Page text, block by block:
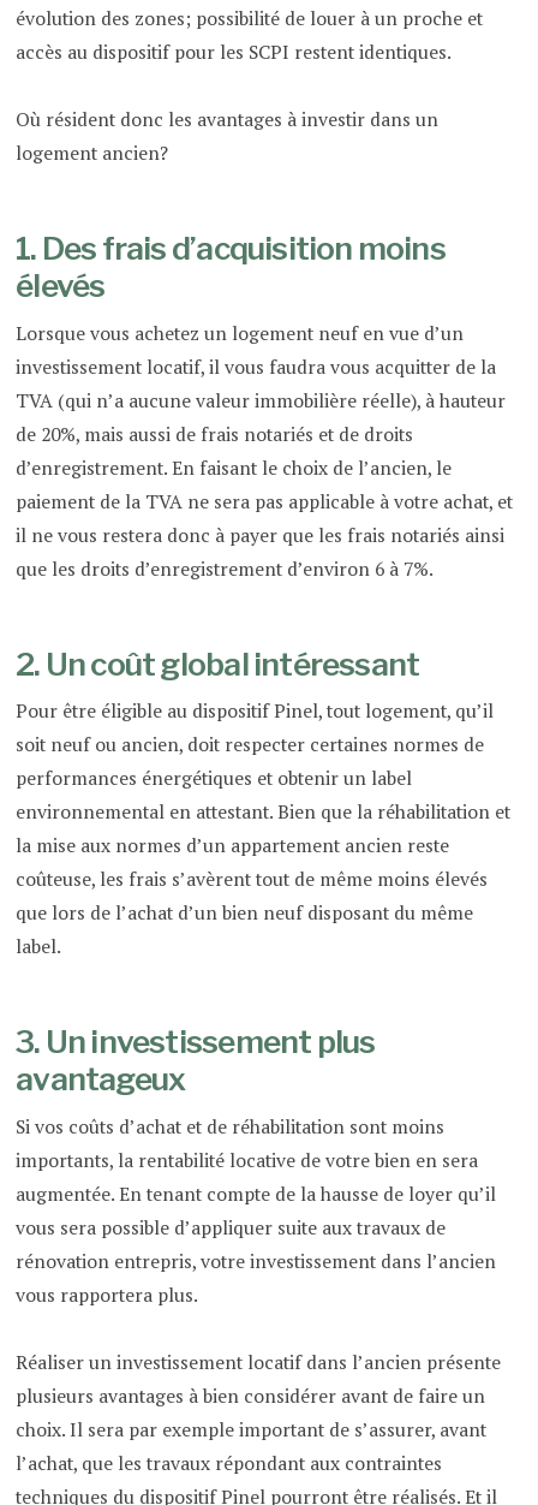
évolution des zones; possibilité de louer à un proche et
accès au dispositif pour les SCPI restent identiques.
Où résident donc les avantages à investir dans un
logement ancien?
1. Des frais d’acquisition moins
élevés
Lorsque vous achetez un logement neuf en vue d’un
investissement locatif, il vous faudra vous acquitter de la
TVA (qui n’a aucune valeur immobilière réelle), à hauteur
de 20%, mais aussi de frais notariés et de droits
d’enregistrement. En faisant le choix de l’ancien, le
paiement de la TVA ne sera pas applicable à votre achat, et
il ne vous restera donc à payer que les frais notariés ainsi
que les droits d’enregistrement d’environ 6 à 7%.
2. Un coût global intéressant
Pour être éligible au dispositif Pinel, tout logement, qu’il
soit neuf ou ancien, doit respecter certaines normes de
performances énergétiques et obtenir un label
environnemental en attestant. Bien que la réhabilitation et
la mise aux normes d’un appartement ancien reste
coûteuse, les frais s’avèrent tout de même moins élevés
que lors de l’achat d’un bien neuf disposant du même
label.
3. Un investissement plus
avantageux
Si vos coûts d’achat et de réhabilitation sont moins
importants, la rentabilité locative de votre bien en sera
augmentée. En tenant compte de la hausse de loyer qu’il
vous sera possible d’appliquer suite aux travaux de
rénovation entrepris, votre investissement dans l’ancien
vous rapportera plus.
Réaliser un investissement locatif dans l’ancien présente
plusieurs avantages à bien considérer avant de faire un
choix. Il sera par exemple important de s’assurer, avant
l’achat, que les travaux répondant aux contraintes
techniques du dispositif Pinel pourront être réalisés. Et il